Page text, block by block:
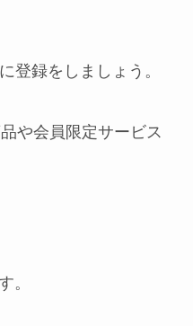
登録をしましょう。
や会員限定サービス
。